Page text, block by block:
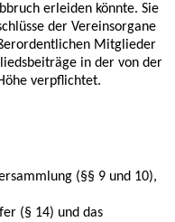
erleiden könnte. Sie
der Vereinsorgane
Mitglieder
in der von der
verpflichtet.
(§§ 9 und 10),
(§ 14) und das